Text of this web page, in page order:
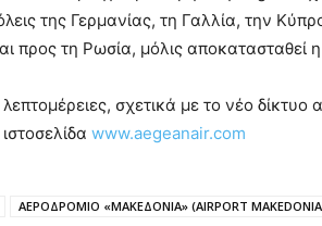
της Γερμανίας, τη Γαλλία, την
προς τη Ρωσία, μόλις αποκατασταθεί
λεπτομέρειες, σχετικά με το νέο
www.aegeanair.com
ΑΕΡΟΔΡΟΜΙΟ «ΜΑΚΕΔΟΝΙΑ» (AIRPORT